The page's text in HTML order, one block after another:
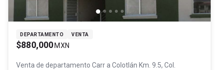
DEPARTAMENTO VENTA
$880,000 MXN
Venta de departamento Carr a Colotlán Km. 9.5, Col.